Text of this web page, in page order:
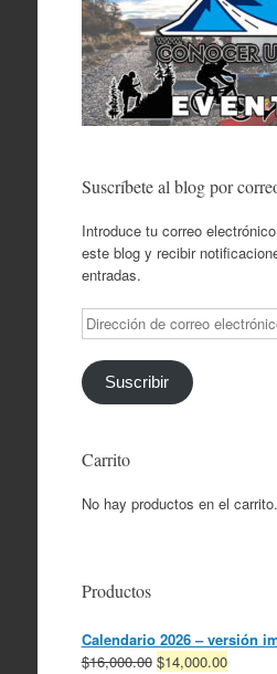
Suscríbete al blog por
Introduce tu correo
este blog y recibir
entradas.
Dirección
de
correo
electrónico
Suscribir
Carrito
No hay productos en el carrito.
Productos
Calendario 2026 – versión
$16,000.00 El
$14,000.00El